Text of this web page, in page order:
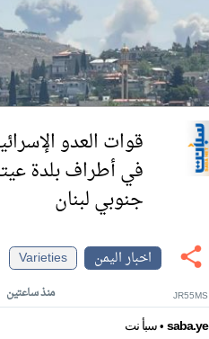
قوات العدو
في أطراف بلدة
جنوبي لبنان
اخبار اليمن
Varieties
منذ ساعتين JR55MS
سبأ نت• saba.ye